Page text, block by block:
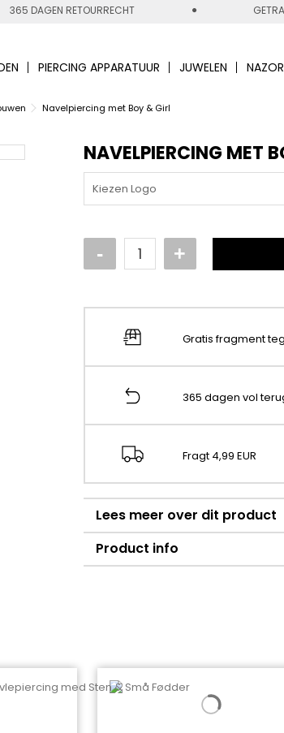
365 DAGEN RETOURRECHT
PIERCING APPARATUUR JUWELEN
Navelpiercing met Boy & Girl
NAVELPIERCING MET
Kiezen Logo
Gratis fragment
365 dagen vol
Fragt 4,99 EUR
Lees meer over dit product
Product info